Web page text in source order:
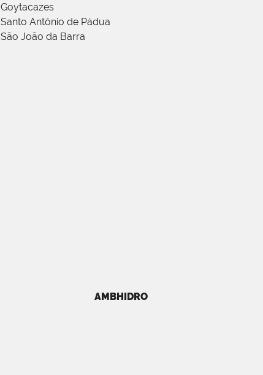
Goytacazes
Santo Antônio de Pádua
São João da Barra
AMBHIDRO